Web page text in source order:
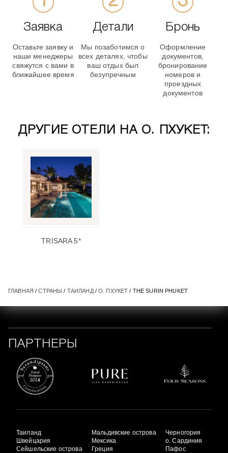
Заявка
Оставьте заявку и
наши менеджеры
свяжутся с вами в
ближайшее время
Детали
Мы позаботимся о
всех деталях, чтобы
ваш отдых был
безупречным
Бронь
Оформление
документов,
бронирование
номеров и
проездных
документов
ДРУГИЕ ОТЕЛИ НА О. ПХУКЕТ:
TRISARA 5*
ГЛАВНАЯ /СТРАНЫ / ТАИЛАНД/О. ПХУКЕТ / THE SURIN PHUKET
ПАРТНЕРЫ
Таиланд
Швейцария
Сейшельские острова
Мальдивские острова
Мексика
Греция
Черногория
о. Сардиния
Пафос